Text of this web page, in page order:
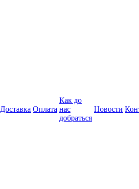
Доставка Оплата
Как до
нас
добраться
Новости